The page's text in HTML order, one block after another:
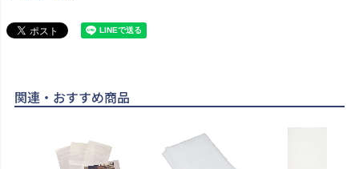
関連・おすすめ商品